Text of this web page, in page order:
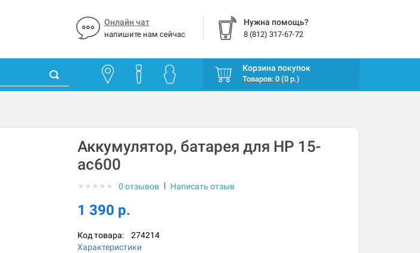
Онлайн чат
напишите нам сейчас
Нужна помощь?
8 (812) 317-67-72
Корзина покупок
Товаров: 0 (0 р.)
Аккумулятор, батарея для HP 15-
ac600
★ ★ ★ ★ ★ 0 отзывов | Написать отзыв
1 390 р.
Код товара: 274214
Характеристики